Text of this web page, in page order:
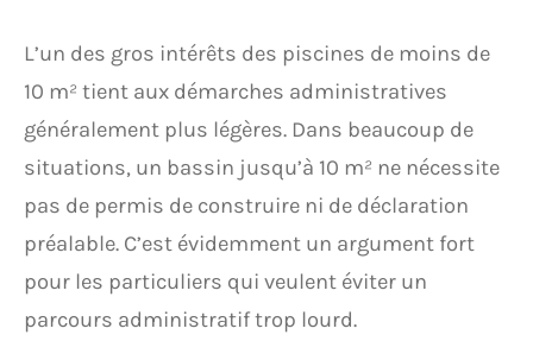
L’un des gros intérêts des piscines de moins de
10 m² tient aux démarches administratives
généralement plus légères. Dans beaucoup de
situations, un bassin jusqu’à 10 m² ne nécessite
pas de permis de construire ni de déclaration
préalable. C’est évidemment un argument fort
pour les particuliers qui veulent éviter un
parcours administratif trop lourd.